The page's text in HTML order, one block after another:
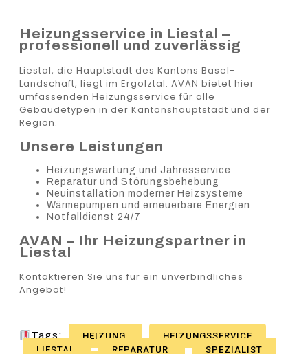
Heizungsservice in Liestal –
professionell und zuverlässig
Liestal, die Hauptstadt des Kantons Basel-
Landschaft, liegt im Ergolztal. AVAN bietet hier
umfassenden Heizungsservice für alle
Gebäudetypen in der Kantonshauptstadt und der
Region.
Unsere Leistungen
Heizungswartung und Jahresservice
Reparatur und Störungsbehebung
Neuinstallation moderner Heizsysteme
Wärmepumpen und erneuerbare Energien
Notfalldienst 24/7
AVAN – Ihr Heizungspartner in
Liestal
Kontaktieren Sie uns für ein unverbindliches
Angebot!
Tags: HEIZUNG
HEIZUNGSSERVICE
LIESTAL
REPARATUR
SPEZIALIST